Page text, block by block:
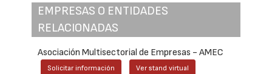
EMPRESAS O ENTIDADES
RELACIONADAS
Asociación Multisectorial de Empresas - AMEC
Solicitar información Ver stand virtual